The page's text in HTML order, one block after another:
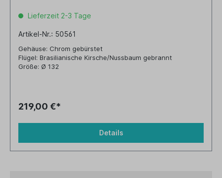
Lieferzeit 2-3 Tage
Artikel-Nr.: 50561
Gehäuse: Chrom gebürstet
Flügel: Brasilianische Kirsche/Nussbaum gebrannt
Größe: Ø 132
219,00 €*
Details